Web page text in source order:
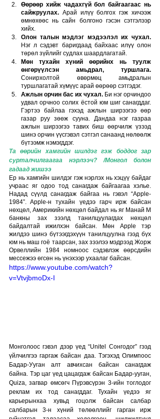
Өөрөөр хийж чадахгүй бол байгаагаас нь
сайжруулах. Арай илүү болгох гэж хичээж
өмнөхөөс нь сайн болгоно гэсэн сэтгэлээр
хийх.
Олон талын мэдлэг мэдээлэл их чухал.
Нэг л сэдэвт баригдаад байхаас илүү олон
төрөл зүйлийг судлах шаардлагатай.
Мөн тухайн хүний өөрийнх нь туулж
өнгөрүүлсэн амьдрал, туршлага.
Сонирхолтой өвөрмөц амьдралын
туршлагатай хүмүүс арай өөрөөр сэтгэдэг.
Ажлын орчин бас их чухал. Би нэг орчиндоо
удвал орчноо солих ёстой юм шиг санагддаг.
Гэртээ байлаа гэхэд ажлын ширээгээ өөр
газар руу зөөж сууна. Дандаа нэг газраа
ажлын ширээгээ тавих биш өөрчилж үзээд
шинэ орчин үүсгэвэл сэтгэл санаанд нөлөөлж
бүтээмж нэмэгддэг.
Та өөрийн хамгийн шилдэг гэж боддог зар
сурталчилгаагаа нэрлээч? /Монгол болон
гадаад жишээ
Ер нь хамгийн шилдэг гэж нэрлэх нь хэцүү байдаг
учраас яг одоо тод санагдаж байгаагаа хэлье.
Надад сүүлд санагдаж байгаа нь гэвэл “Apple-
1984”. Apple-н тухайн үедээ гарч ирж байсан
нөхцөл, Америкийн нөхцөл байдал нь яг Манай М
банкны зах зээлд танилцуулагдах нөхцөл
байдалтай ижилхэн байсан. Мөн Аpple тэр
жилдээ шинэ бүтээгдэхүүн танилцуулна гээд бүх
юм нь маш гоё таарсан, зах зээлээ мэдрээд Жорж
Орвеллийн 1984 номноос сэдэвлэж өөрсдийн
мессежээ өгсөн нь үнэхээр ухаалаг байсан.
https://www.youtube.com/watch?
v=VtvjbmoDx-I
Монголоос гэвэл дээр үед “Unitel Сонгодог” гээд
үйлчилгээ гаргаж байсан даа. Тэгэхэд Олимпоос
Бадар-Ууган алт авчихсан байсан санагдаж
байна. Тэр цаг үед цацагдаж байсан Бадар-ууган,
Quiza, загвар өмсөгч Пүрэвсүрэн 3-ийн тоглодог
реклам их тод санагддаг. Тухайн үедээ яг
карьерынхаа хувьд гоцолж байсан салбар
салбарын 3-н хүний төлөөллийг гарган ирж